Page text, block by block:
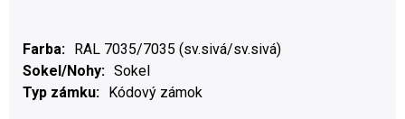
Farba
RAL 7035/7035 (sv.sivá/sv.sivá)
Sokel/Nohy
Sokel
Typ zámku
Kódový zámok